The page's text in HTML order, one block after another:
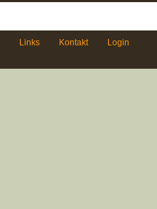
Links Kontakt Login